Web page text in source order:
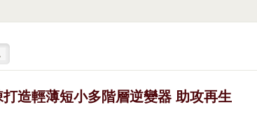
造輕薄短小多階層逆變器 助攻再生